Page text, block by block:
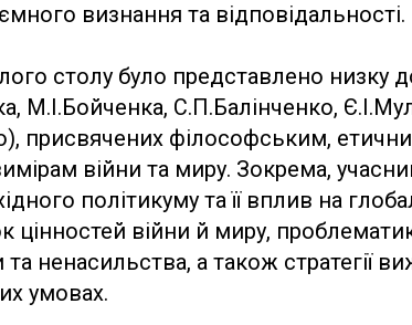
визнання та відповідальності.
столу було представлено низку
М.І.Бойченка, С.П.Балінченко,
присвячених філософським,
війни та миру. Зокрема,
політикуму та її вплив на
цінностей війни й миру,
та ненасильства, а також стратегії
умовах.